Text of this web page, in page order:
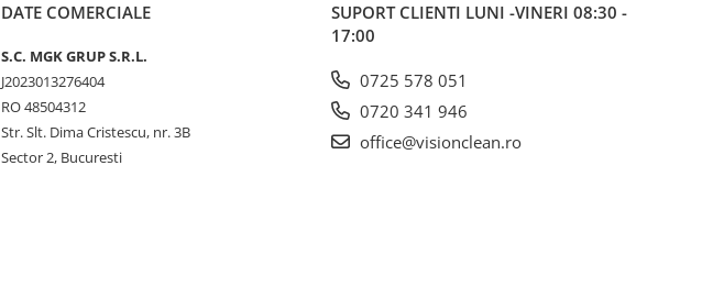
DATE COMERCIALE
S.C. MGK GRUP S.R.L.
J2023013276404
RO 48504312
Str. Slt. Dima Cristescu, nr. 3B
Sector 2, Bucuresti
SUPORT CLIENTI LUNI -VINERI 08:30 -
17:00
0725 578 051
0720 341 946
office@visionclean.ro